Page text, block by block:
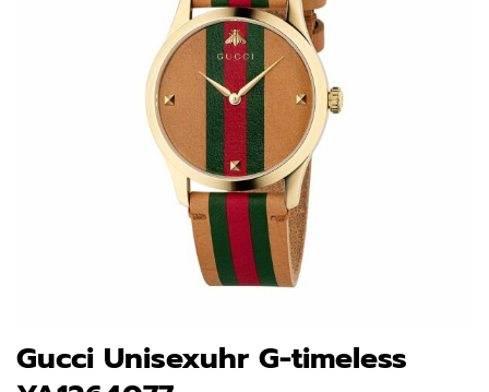
Gucci Unisexuhr G-timeless